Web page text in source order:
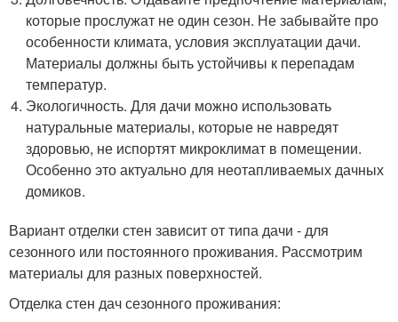
которые прослужат не один сезон. Не забывайте про
особенности климата, условия эксплуатации дачи.
Материалы должны быть устойчивы к перепадам
температур.
Экологичность. Для дачи можно использовать
натуральные материалы, которые не навредят
здоровью, не испортят микроклимат в помещении.
Особенно это актуально для неотапливаемых дачных
домиков.
Вариант отделки стен зависит от типа дачи - для
сезонного или постоянного проживания. Рассмотрим
материалы для разных поверхностей.
Отделка стен дач сезонного проживания: